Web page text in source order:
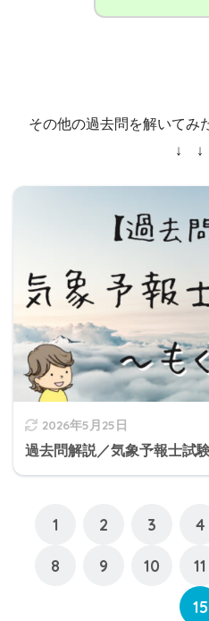
その他の過去問を解いてみ
↓ ↓
2026年5月25日
過去問解説／気象予報士試
1 2 3 4
8 9 10 11
15